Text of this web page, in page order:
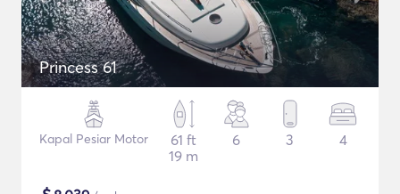
Princess 61
Kapal Pesiar Motor
61 ft
19 m
6 3 4